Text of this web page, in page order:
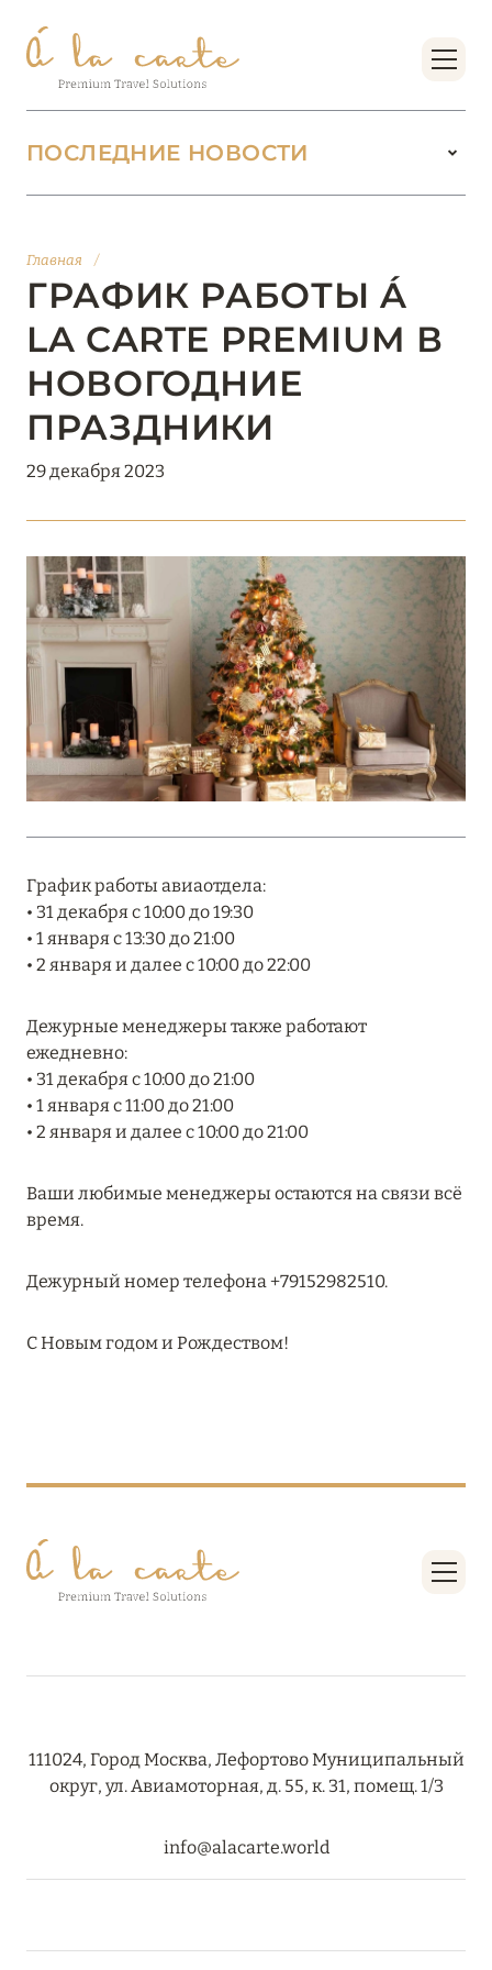
Главная /
ГРАФИК РАБОТЫ Á
LA CARTE PREMIUM В
НОВОГОДНИЕ
ПРАЗДНИКИ
29 декабря 2023
ПОСЛЕДНИЕ НОВОСТИ
БУТИК-КУРОРТЫ МАЛЬДИВСКИХ ОСТРОВОВ
ОТ VERSA COLLECTION
Подробнее
01 июня 2026
JUMEIRAH OLHAHALI ISLAND MALDIVES: ВАШ
ОАЗИС ТЕПЛА И ИЗЫСКАННОСТИ
18 мая 2026
THE ST. REGIS MALDIVES VOMMULI:
МАНИФЕСТ ЭСТЕТИКИ В САМОМ СЕРДЦЕ
ОКЕАНА
Подробнее
Подробнее
20 марта 2026
LA CARTE PREMIUM ПО ОТЕЛЮ WALDORF
ASTORIA MALDIVES ITHAAFUSHI, МАЛЬДИВЫ
Подробнее
MANDARIN ORIENTAL JUMEIRA — SUITE
Подробнее
Подробнее
04 апреля 2025
ATLANTIS THE PALM: НОВЫЙ ПАКЕТ
Подробнее
13 февраля 2025
MANDARIN ORIENTAL JUMEIRA, DUBAI:
РАЗМЕЩЕНИЕ ВЕСНОЙ
Подробнее
График работы авиаотдела:
• 31 декабря с 10:00 до 19:30
• 1 января с 13:30 до 21:00
• 2 января и далее с 10:00 до 22:00
Дежурные менеджеры также работают
ежедневно:
• 31 декабря с 10:00 до 21:00
• 1 января с 11:00 до 21:00
• 2 января и далее с 10:00 до 21:00
Ваши любимые менеджеры остаются на связи всё
время.
Дежурный номер телефона +79152982510.
С Новым годом и Рождеством!
111024, Город Москва, Лефортово Муниципальный
округ, ул. Авиамоторная, д. 55, к. 31, помещ. 1/3
info@alacarte.world